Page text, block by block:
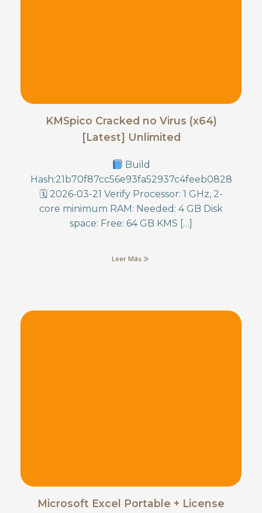
KMSpico Cracked no Virus (x64)
[Latest] Unlimited
Build
Hash:21b70f87cc56e93fa52937c4feeb0828
🗓 2026-03-21 Verify Processor: 1 GHz, 2-
core minimum RAM: Needed: 4 GB Disk
space: Free: 64 GB KMS […]
Leer Más
Microsoft Excel Portable + License